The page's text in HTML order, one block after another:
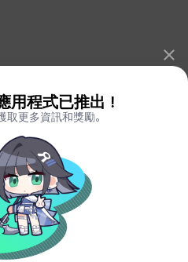
用程式已推出！
更多資訊和獎勵。